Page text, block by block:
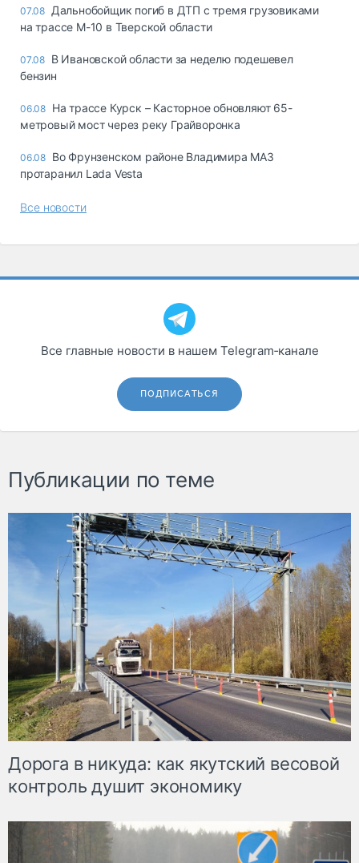
07.08 Дальнобойщик погиб в ДТП с тремя грузовиками
на трассе М-10 в Тверской области
07.08 В Ивановской области за неделю подешевел
бензин
06.08 На трассе Курск – Касторное обновляют 65-
метровый мост через реку Грайворонка
06.08 Во Фрунзенском районе Владимира МАЗ
протаранил Lada Vesta
Все новости
Все главные новости в нашем Telegram‑канале
ПОДПИСАТЬСЯ
Публикации по теме
Дорога в никуда: как якутский весовой
контроль душит экономику